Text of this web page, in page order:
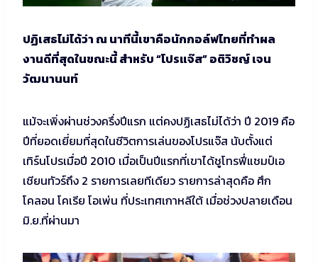
ปฏิเสธไม่ได้ว่า ณ นาทีนี้เขาคือนักกอล์ฟไทยที่ทำผล
งานดีที่สุดในขณะนี้ สำหรับ “โปรแจ๊ส” อติวิชญ์ เจน
วัฒนานนท์
แม้จะเพิ่งผ่านช่วงครึ่งปีแรก แต่คงปฏิเสธไม่ได้ว่า ปี 2019 คือ
ปีที่ยอดเยี่ยมที่สุดในชีวิตการเล่นของโปรแจ๊ส นับตั้งแต่
เทิร์นโปรเมื่อปี 2010 เมื่อเป็นปีแรกที่เขาได้ชูโทรฟี่แชมป์เอ
เชียนทัวร์ถึง 2 รายการเลยทีเดียว รายการล่าสุดคือ ศึก
โคลอน โคเรีย โอเพ่น ที่ประเทศเกาหลีใต้ เมื่อช่วงปลายเดือน
มิ.ย.ที่ผ่านมา